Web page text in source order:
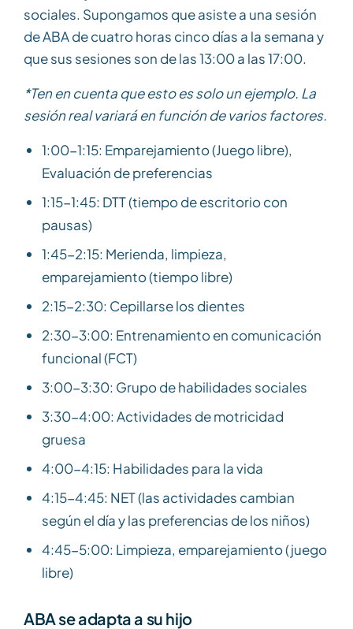
sociales. Supongamos que asiste a una sesión
de ABA de cuatro horas cinco días a la semana y
que sus sesiones son de las 13:00 a las 17:00.
*Ten en cuenta que esto es solo un ejemplo. La
sesión real variará en función de varios factores.
1:00-1:15: Emparejamiento (Juego libre),
Evaluación de preferencias
1:15-1:45: DTT (tiempo de escritorio con
pausas)
1:45-2:15: Merienda, limpieza,
emparejamiento (tiempo libre)
2:15-2:30: Cepillarse los dientes
2:30-3:00: Entrenamiento en comunicación
funcional (FCT)
3:00-3:30: Grupo de habilidades sociales
3:30-4:00: Actividades de motricidad
gruesa
4:00-4:15: Habilidades para la vida
4:15-4:45: NET (las actividades cambian
según el día y las preferencias de los niños)
4:45-5:00: Limpieza, emparejamiento (juego
libre)
ABA se adapta a su hijo